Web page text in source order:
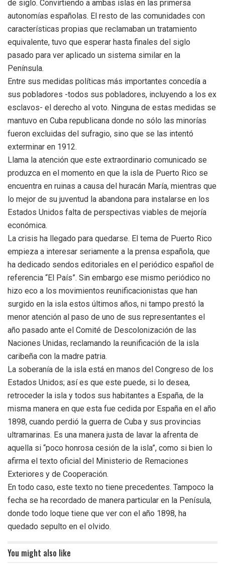
de siglo. Convirtiendo a ambas islas en las primersa
autonomías españolas. El resto de las comunidades con
características propias que reclamaban un tratamiento
equivalente, tuvo que esperar hasta finales del siglo
pasado para ver aplicado un sistema similar en la
Península.
Entre sus medidas políticas más importantes concedía a
sus pobladores -todos sus pobladores, incluyendo a los ex
esclavos- el derecho al voto. Ninguna de estas medidas se
mantuvo en Cuba republicana donde no sólo las minorías
fueron excluidas del sufragio, sino que se las intentó
exterminar en 1912.
Llama la atención que este extraordinario comunicado se
produzca en el momento en que la isla de Puerto Rico se
encuentra en ruinas a causa del huracán María, mientras que
lo mejor de su juventud la abandona para instalarse en los
Estados Unidos falta de perspectivas viables de mejoría
económica.
La crisis ha llegado para quedarse. El tema de Puerto Rico
empieza a interesar seriamente a la prensa española, que
ha dedicado sendos editoriales en el periódico español de
referencia “El País”. Sin embargo ese mismo periódico no
hizo eco a los movimientos reunificacionistas que han
surgido en la isla estos últimos años, ni tampo prestó la
menor atención al paso de uno de sus representantes el
año pasado ante el Comité de Descolonización de las
Naciones Unidas, reclamando la reunificación de la isla
caribeña con la madre patria.
La soberanía de la isla está en manos del Congreso de los
Estados Unidos; así es que este puede, si lo desea,
retroceder la isla y todos sus habitantes a España, de la
misma manera en que esta fue cedida por España en el año
1898, cuando perdió la guerra de Cuba y sus provincias
ultramarinas. Es una manera justa de lavar la afrenta de
aquella si “poco honrosa cesión de la isla”, como si bien lo
afirma el texto oficial del Ministerio de Remaciones
Exteriores y de Cooperación.
En todo caso, este texto no tiene precedentes. Tampoco la
fecha se ha recordado de manera particular en la Penísula,
donde todo loque tiene que ver con el año 1898, ha
quedado sepulto en el olvido.
You might also like